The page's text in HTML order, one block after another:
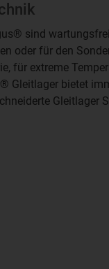
sind
oder für den
für extreme
Gleitlager bietet
Gleitlager